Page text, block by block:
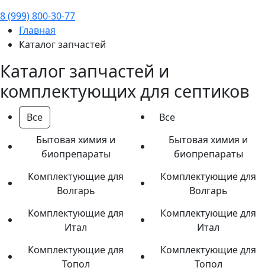
8 (999) 800-30-77
Главная
Каталог запчастей
Каталог запчастей и
комплектующих для септиков
Все
Бытовая химия и
биопрепараты
Комплектующие для
Волгарь
Комплектующие для
Итал
Комплектующие для
Топол
Все
Бытовая химия и
биопрепараты
Комплектующие для
Волгарь
Комплектующие для
Итал
Комплектующие для
Топол